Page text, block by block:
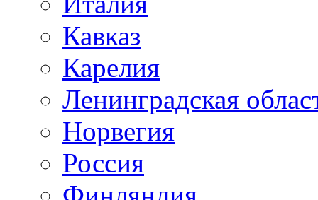
Кавказ
Карелия
Ленинградская
Норвегия
Россия